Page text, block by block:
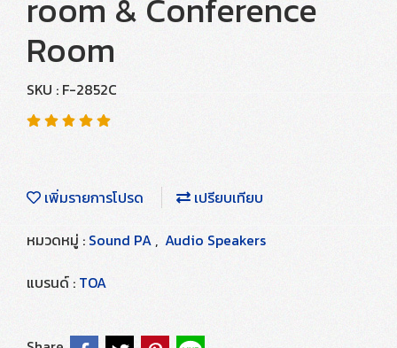
room & Conference
Room
SKU : F-2852C
เพิ่มรายการโปรด
เปรียบเทียบ
หมวดหมู่ : Sound PA , Audio Speakers
แบรนด์ : TOA